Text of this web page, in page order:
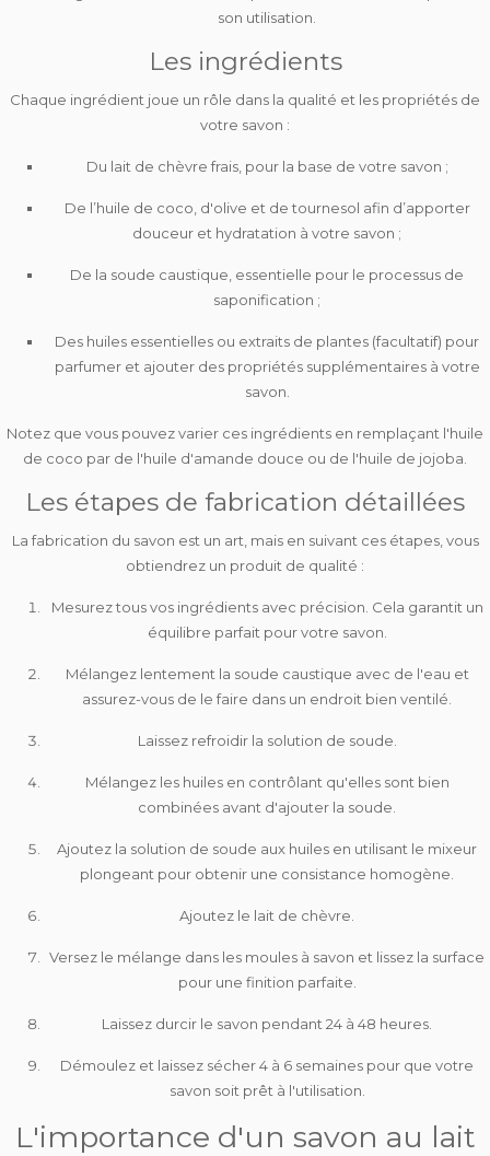
son utilisation.
Les ingrédients
Chaque ingrédient joue un rôle dans la qualité et les propriétés de
votre savon :
Du lait de chèvre frais, pour la base de votre savon ;
De l’huile de coco, d'olive et de tournesol afin d’apporter
douceur et hydratation à votre savon ;
De la soude caustique , essentielle pour le processus de
saponification ;
Des huiles essentielles ou extraits de plantes (facultatif) pour
parfumer et ajouter des propriétés supplémentaires à votre
savon.
Notez que vous pouvez varier ces ingrédients en remplaçant l'huile
de coco par de l'huile d'amande douce ou de l'huile de jojoba
Les étapes de fabrication détaillées
La fabrication du savon est un art, mais en suivant ces étapes, vous
obtiendrez un produit de qualité :
Mesurez tous vos ingrédients avec précision. Cela garantit un
équilibre parfait pour votre savon.
Mélangez lentement la soude caustique avec de l'eau et
assurez-vous de le faire dans un endroit bien ventilé.
Laissez refroidir la solution de soude.
Mélangez les huiles en contrôlant qu'elles sont bien
combinées avant d'ajouter la soude.
Ajoutez la solution de soude aux huiles en utilisant le mixeur
plongeant pour obtenir une consistance homogène.
Ajoutez le lait de chèvre.
Versez le mélange dans les moules à savon et lissez la surface
pour une finition parfaite.
Laissez durcir le savon pendant 24 à 48 heures.
Démoulez et laissez sécher 4 à 6 semaines pour que votre
savon soit prêt à l'utilisation.
L'importance d'un savon au lait